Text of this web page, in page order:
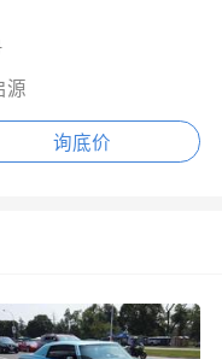
源
询底价